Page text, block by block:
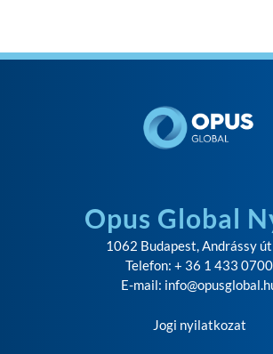
Opus Global
1062 Budapest, Andrássy
Telefon: + 36 1 433 0700
E-mail:
Jogi nyilatkozat